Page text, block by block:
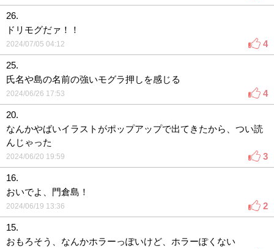
26.
ドリモグだァ！！
2024/07/05 04:12 4
25.
氏名や島の名前の強いモグラ押しを感じる
2024/06/26 17:53 4
20.
なんかやばいイラストがポップアップで出てきたから、つい読
んじゃった
2024/06/20 19:59 3
16.
おいでよ、門倉島！
2024/06/19 13:36 2
15.
おもろそう、なんかホラーっぽいけど、ホラーぽくない